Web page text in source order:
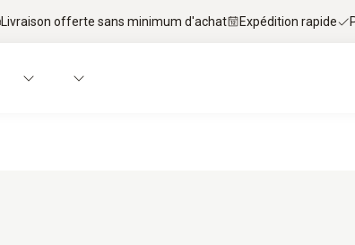
Livraison offerte sans minimum d'achat Expédition rapide